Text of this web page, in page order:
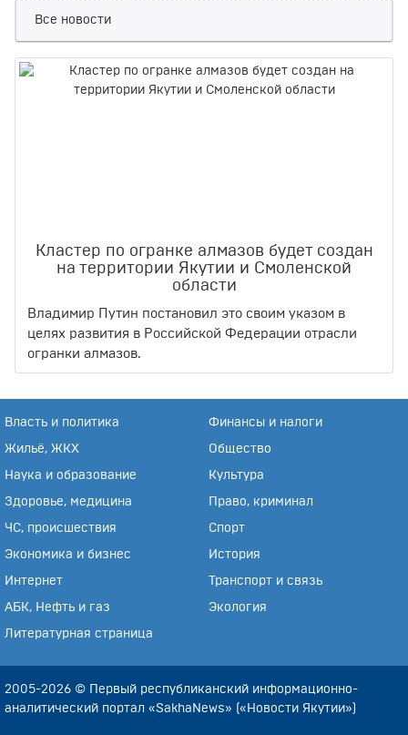
Все новости
Кластер по огранке алмазов будет создан
на территории Якутии и Смоленской
области
Владимир Путин постановил это своим указом в
целях развития в Российской Федерации отрасли
огранки алмазов.
Власть и политика Финансы и налоги
Жильё, ЖКХ Общество
Наука и образование Культура
Здоровье, медицина Право, криминал
ЧС, происшествия Спорт
Экономика и бизнес История
Интернет Транспорт и связь
АБК, Нефть и газ Экология
Литературная страница
2005-2026 © Первый республиканский информационно-
аналитический портал «SakhaNews» («Новости Якутии»)